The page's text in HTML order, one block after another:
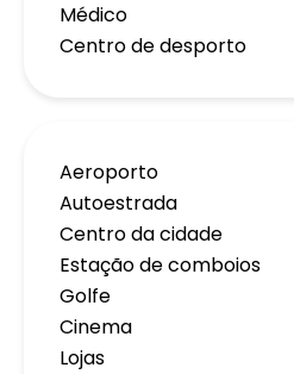
Médico
Centro de desporto
Aeroporto
Autoestrada
Centro da cidade
Estação de comboios
Golfe
Cinema
Lojas